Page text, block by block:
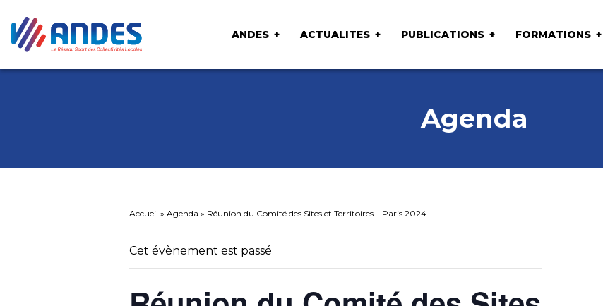
ANDES ACTUALITES PUBLICATIONS FORMATIONS
Agenda
Accueil » Agenda » Réunion du Comité des Sites et Territoires – Paris 2024
Cet évènement est passé